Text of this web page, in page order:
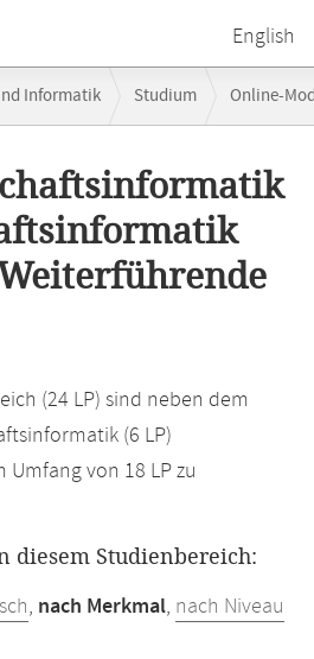
English
Informatik Studium Online-
(24 LP) sind neben dem
(6 LP)
von 18 LP zu
diesem Studienbereich:
, nach Merkmal, nach Niveau